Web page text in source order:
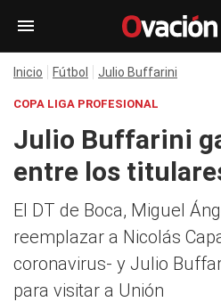
Inicio Fútbol Julio Buffarini
COPA LIGA PROFESIONAL
Julio Buffarini
entre los
El DT de Boca, Miguel
reemplazar a Nicolás
coronavirus- y Julio
para visitar a Unión